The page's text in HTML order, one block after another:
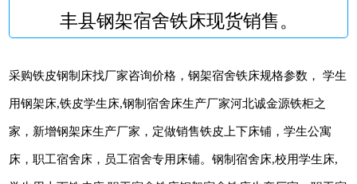
丰县钢架宿舍铁床现货销售。
采购铁皮钢制床找厂家咨询价格，钢架宿舍铁床规格参数， 学生
用钢架床,铁皮学生床,钢制宿舍床生产厂家河北诚金源铁柜之
家，新增钢架床生产厂家，定做销售铁皮上下床铺，学生公寓
床，职工宿舍床，员工宿舍专用床铺。钢制宿舍床,校用学生床,